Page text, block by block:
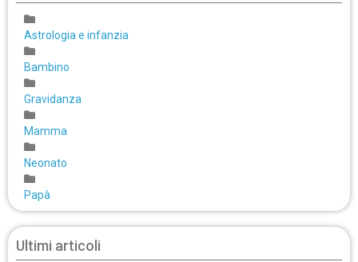
Astrologia e infanzia
Bambino
Gravidanza
Mamma
Neonato
Papà
Ultimi articoli